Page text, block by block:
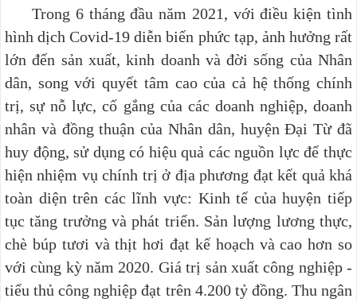
Trong 6 tháng đầu năm 2021, với điều kiện tình
hình dịch Covid-19 diễn biến phức tạp, ảnh hưởng rất
lớn đến sản xuất, kinh doanh và đời sống của Nhân
dân, songvới quyết tâm cao của cả hệ thống chính
trị, sự nỗ lực, cố gắng của các doanh nghiệp, doanh
nhân và đồng thuận của Nhân dân, huyện Đại Từ đã
huy động, sử dụng có hiệu quả các nguồn lực để thực
hiệnnhiệm vụ chính trị ở địa phương đạt kết quả khá
toàn diện trên các lĩnh vực: Kinh tế của huyện tiếp
tục tăng trưởng và phát triển. Sản lượng lương thực,
chè búp tươi và thịt hơi đạt kế hoạch và cao hơn so
với cùng kỳ năm 2020. Giá trị sản xuất công nghiệp -
tiểu thủ công nghiệp đạt trên 4.200 tỷ đồng. Thu ngân